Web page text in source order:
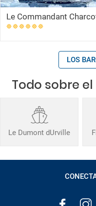
Le Commandant
LOS
Todo sobre
Le Dumont dUrville